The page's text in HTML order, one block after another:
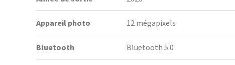
Appareil photo 12 mégapixels
Bluetooth Bluetooth 5.0